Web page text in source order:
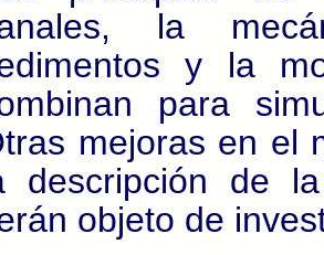
la
y la
para
mejoras en el
descripción de
objeto de